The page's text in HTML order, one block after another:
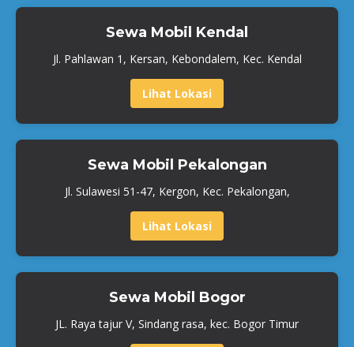
Sewa Mobil Kendal
Jl. Pahlawan 1, Kersan, Kebondalem, Kec. Kendal
Lihat Lokasi
Sewa Mobil Pekalongan
Jl. Sulawesi 51-47, Kergon, Kec. Pekalongan,
Lihat Lokasi
Sewa Mobil Bogor
JL. Raya tajur V, Sindang rasa, kec. Bogor Timur